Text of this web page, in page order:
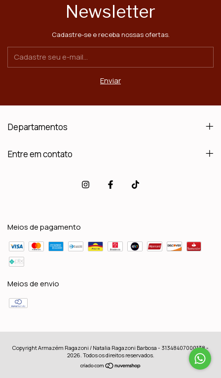
Newsletter
Cadastre-se e receba nossas ofertas.
Departamentos
Entre em contato
Meios de pagamento
Meios de envio
Copyright Armazém Ragazoni / Natalia Ragazoni Barbosa - 31348407000138 -
2026. Todos os direitos reservados.